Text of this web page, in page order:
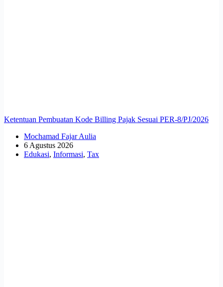
Ketentuan Pembuatan Kode Billing Pajak Sesuai PER-8/PJ/2026
Mochamad Fajar Aulia
6 Agustus 2026
Edukasi, Informasi, Tax